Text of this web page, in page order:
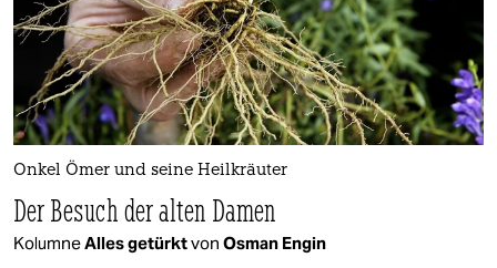
Onkel Ömer und seine Heilkräuter
Der Besuch der alten Damen
KolumneAlles getürktvon Osman Engin